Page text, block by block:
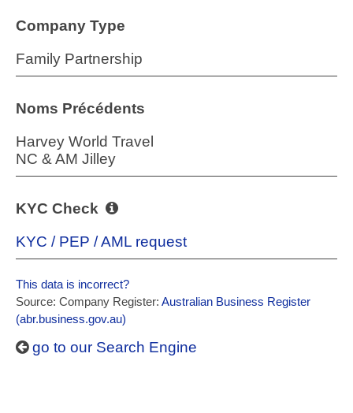
Company Type
Family Partnership
Noms Précédents
Harvey World Travel
NC & AM Jilley
KYC Check
KYC / PEP / AML request
This data is incorrect?
Source: Company Register: Australian Business Register
(abr.business.gov.au)
go to our Search Engine